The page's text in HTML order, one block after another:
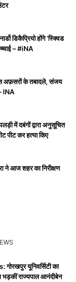
डिकैप्रियो होंगे ‘स्क्विड
– #iNA
के तबादले, संजय
INA
में दबंगों द्वारा अनुसूचित
पीट कर हत्या किए
ने आज शहर का निरीक्षण
यूनिवर्सिटी का
राज्यपाल आनंदीबेन